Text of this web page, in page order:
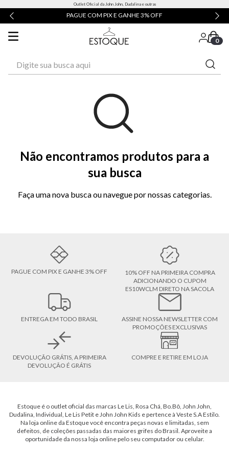
Outlet Oficial da John John, Dudalina e outras
PAGUE COM PIX E GANHE 3% OFF
0
Não encontramos produtos para a
sua busca
Faça uma nova busca ou navegue por nossas categorias.
PAGUE COM PIX E GANHE 3% OFF
10% OFF NA PRIMEIRA COMPRA
ADICIONANDO O CUPOM
ES10WCLM DIRETO NA SACOLA
ENTREGA EM TODO BRASIL
ASSINE NOSSA NEWSLETTER COM
PROMOÇÕES EXCLUSIVAS
DEVOLUÇÃO GRÁTIS, A PRIMEIRA
DEVOLUÇÃO É GRÁTIS
COMPRE E RETIRE EM LOJA
Estoque é o outlet oficial das marcas Le Lis, Rosa Chá, Bo.Bô, John John,
Dudalina, Individual, Le Lis Petit e John John Kids e pertence à Veste S.A Estilo.
Na loja online da Estoque você encontra peças novas e limitadas, sem
defeitos, de coleções passadas das maiores grifes do Brasil. Aproveite a
oportunidade da nossa loja online pelo seu computador ou celular.